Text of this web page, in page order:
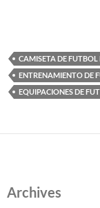
CAMISETA DE
ENTRENAMIENTO DE
EQUIPACIONES DE
Archives